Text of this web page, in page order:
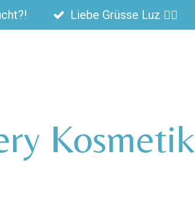
Liebe Grüsse Luz 🙋‍♀️
Kosmetik